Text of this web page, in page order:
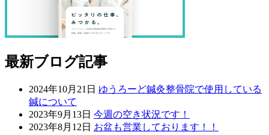
最新ブログ記事
2024年10月21日 ゆうろーど鍼灸整骨院で使用している
鍼について
2023年9月13日 今週の空き状況です！
2023年8月12日 お盆も営業しております！！